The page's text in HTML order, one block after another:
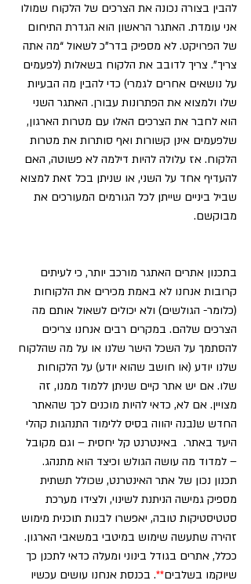
להבין בצורה נכונה את הצרכים של הלקוח שמולו
אני עומדת. האתגר הראשון הוא הגדרת התיחום
של הפרויקט. לא מספיק בדר”כ לשאול “מה אתה
צריך”. צריך לדובב את הלקוח בשאלות (לפעמים
על נושאים אחרים לגמרי) כדי להבין מה הבעיות
שלו ולמצוא את הפתרונות עבורן. האתגר השני
הוא לחבר את הצרכים האלו עם מטרות הארגון,
שלפעמים אינן קשורות ואף סותרות את מטרות
הלקוח. אז עלולה להיות דילמה לא פשוטה, האם
להעדיף אחד על השני, או שניתן בכל זאת למצוא
שביל ביניים שייתן לכל הגורמים המעורכים את
מבוקשם.
בתכנון אתרים האתגר מורכב יותר, כי לעיתים
קרובות אנחנו לא באמת מכירים את הלקוחות
(כלומר- הגולשים) ולא יכולים לשאול אותם מה
הצרכים שלהם. במקרים רבים אנחנו צריכים
להסתמך על השכל הישר שלנו או על מה שהלקוח
שלנו יודע (או חושב שהוא יודע) על הלקוחות
שלו. אם יש אתר קיים שניתן ללמוד ממנו, זה
מצויין. אם לא, כדאי להיות מוכנים לכך שהאתר
החדש שנבנה יהווה בסיס ללימוד התנהגות קהלי
היעד באתר.  באינטרנט קל יחסית – וגם מקובל
– למדוד מה עושה הגולש וכיצד הוא מתנהג.
תכנון נכון של אתר האינטרנט, שכולל תשתית
מספיק גמישה הניתנת לשינוי, ולצידו מערכת
סטטיסטיקות טובה, יאפשרו לבנות תוכנית מימוש
זהירה שתעשה שימוש במיטבי במשאבי הארגון.
ככלל, אתרים בגודל בינוני ומעלה כדאי לתכנן כך
שיוקמו בשלבים**. בכנסת אנחנו עושים עכשיו